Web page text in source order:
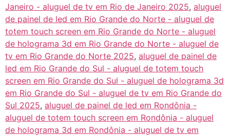
Janeiro - aluguel de tv em Rio de Janeiro 2025, aluguel
de painel de led em Rio Grande do Norte - aluguel de
totem touch screen em Rio Grande do Norte - aluguel
de holograma 3d em Rio Grande do Norte - aluguel de
tv em Rio Grande do Norte 2025, aluguel de painel de
led em Rio Grande do Sul - aluguel de totem touch
screen em Rio Grande do Sul - aluguel de holograma 3d
em Rio Grande do Sul - aluguel de tv em Rio Grande do
Sul 2025, aluguel de painel de led em Rondônia -
aluguel de totem touch screen em Rondônia - aluguel
de holograma 3d em Rondônia - aluguel de tv em